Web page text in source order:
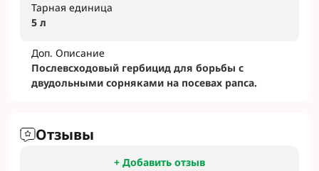
Тарная единица
5 л
Доп. Описание
Послевсходовый гербицид для борьбы с
двудольными сорняками на посевах рапса.
Отзывы
+ Добавить отзыв